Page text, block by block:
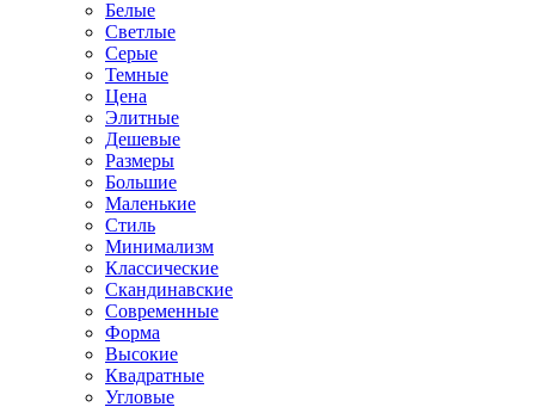
Белые
Светлые
Серые
Темные
Цена
Элитные
Дешевые
Размеры
Большие
Маленькие
Стиль
Минимализм
Классические
Скандинавские
Современные
Форма
Высокие
Квадратные
Угловые